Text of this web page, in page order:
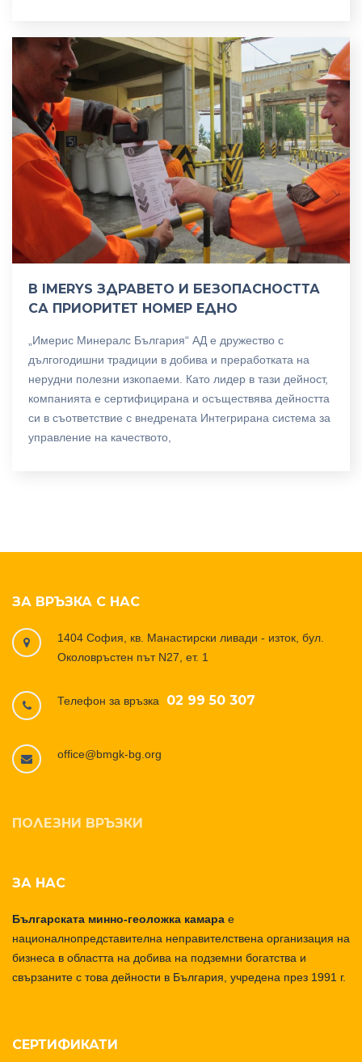
В IMERYS ЗДРАВЕТО И БЕЗОПАСНОСТТА
СА ПРИОРИТЕТ НОМЕР ЕДНО
„Имерис Минералс България“ АД е дружество с
дългогодишни традиции в добива и преработката на
нерудни полезни изкопаеми. Като лидер в тази дейност,
компанията е сертифицирана и осъществява дейността
си в съответствие с внедрената Интегрирана система за
управление на качеството,
ЗА ВРЪЗКА С НАС
1404 София, кв. Манастирски ливади - изток, бул.
Околовръстен път N27, ет. 1
Телефон за връзка 02 99 50 307
office@bmgk-bg.org
ПОЛЕЗНИ ВРЪЗКИ
ЗА НАС
Българската минно-геоложка камара е
националнопредставителна неправителствена организация на
бизнеса в областта на добива на подземни богатства и
свързаните с това дейности в България, учредена през 1991 г.
СЕРТИФИКАТИ